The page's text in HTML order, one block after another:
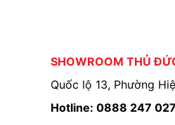
SHOWROOM THỦ
Quốc lộ 13, Phường
Hotline: 0888 247 027